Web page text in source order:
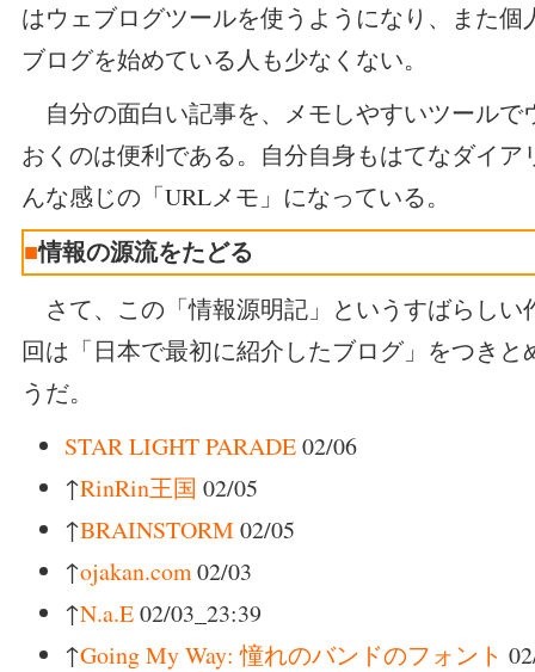
はウェブログツールを使うようになり、また個
ブログを始めている人も少なくない。
自分の面白い記事を、メモしやすいツールで
おくのは便利である。自分自身もはてなダイア
んな感じの「URLメモ」になっている。
■情報の源流をたどる
さて、この「情報源明記」というすばらしい
回は「日本で最初に紹介したブログ」をつきと
うだ。
STAR LIGHT PARADE02/06
↑RinRin王国 02/05
↑BRAINSTORM 02/05
↑ojakan.com02/03
↑N.a.E02/03_23:39
↑Going My Way: 憧れのバンドのフォント